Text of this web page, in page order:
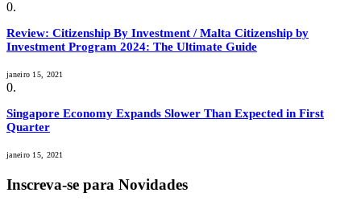
Review: Citizenship By Investment / Malta Citizenship by
Investment Program 2024: The Ultimate Guide
janeiro 15, 2021
Singapore Economy Expands Slower Than Expected in First
Quarter
janeiro 15, 2021
Inscreva-se para Novidades